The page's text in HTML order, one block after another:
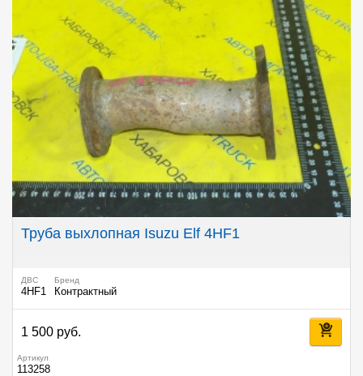
Труба выхлопная Isuzu Elf 4HF1
ДВС
4HF1
Бренд
Контрактный
1 500 руб.
Артикул
113258